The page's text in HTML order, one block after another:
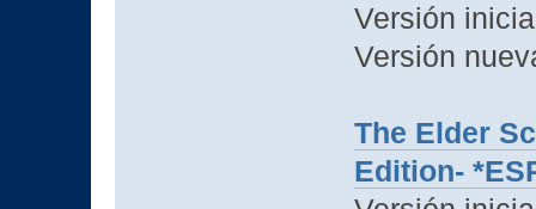
Versión
Versión
The Elder
Edition-